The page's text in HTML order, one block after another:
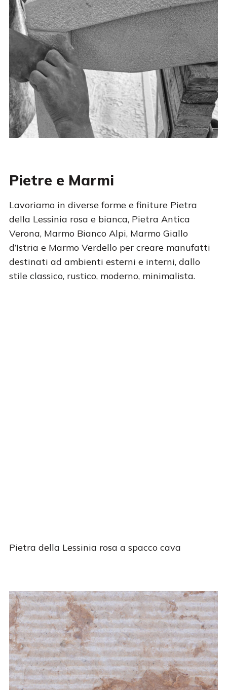
Pietre e Marmi
Lavoriamo in diverse forme e finiture Pietra
della Lessinia rosa e bianca, Pietra Antica
Verona, Marmo Bianco Alpi, Marmo Giallo
d’Istria e Marmo Verdello per creare manufatti
destinati ad ambienti esterni e interni, dallo
stile classico, rustico, moderno, minimalista.
Pietra della Lessinia rosa a spacco cava